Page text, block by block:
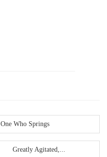
One Who Springs
Greatly Agitated,...